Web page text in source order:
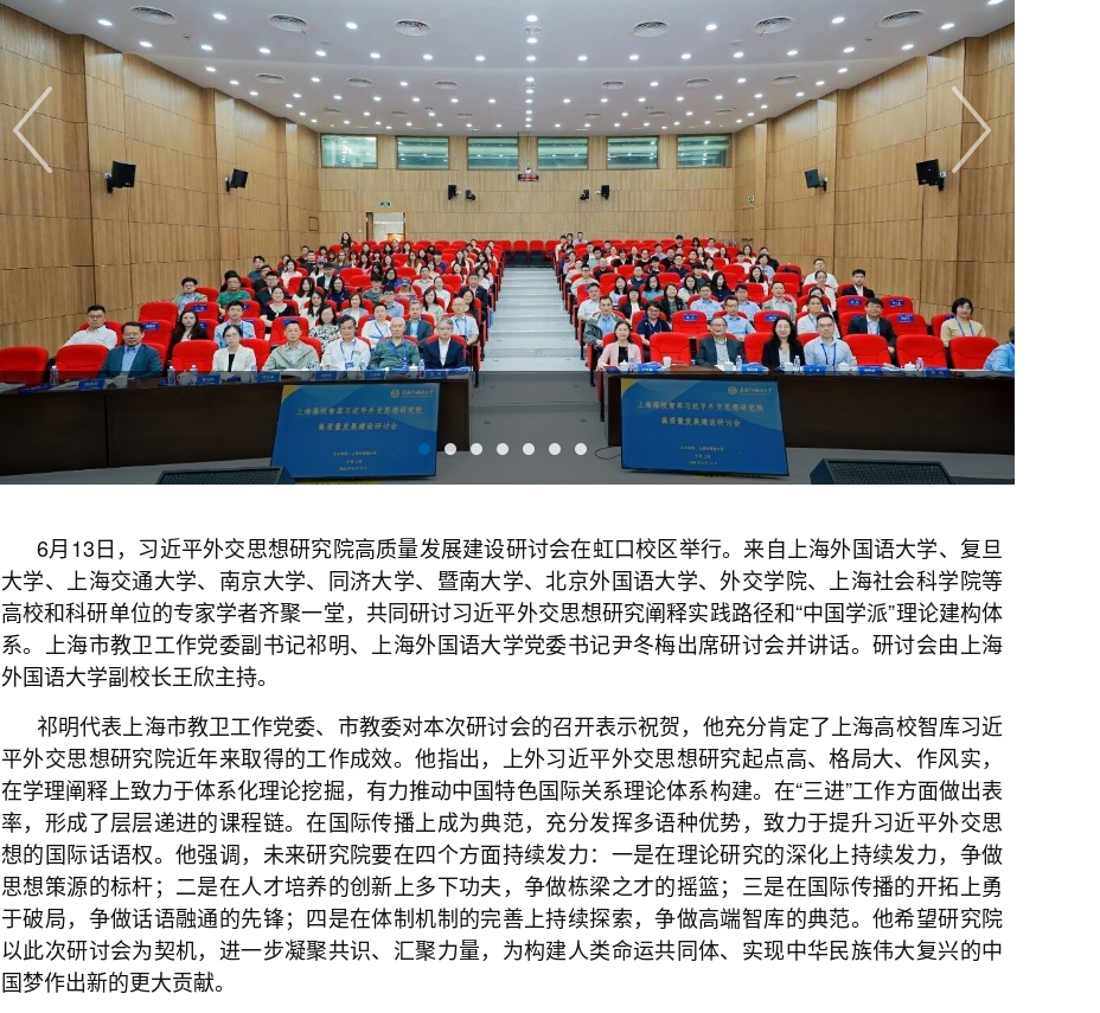
6月13日，习近平外交思想研究院高质量发展建设研讨会在虹口校区举行。来自上海外国语大学、复旦
大学、上海交通大学、南京大学、同济大学、暨南大学、北京外国语大学、外交学院、上海社会科学院等
高校和科研单位的专家学者齐聚一堂，共同研讨习近平外交思想研究阐释实践路径和“中国学派”理论建构体
系。上海市教卫工作党委副书记祁明、上海外国语大学党委书记尹冬梅出席研讨会并讲话。研讨会由上海
外国语大学副校长王欣主持。
祁明代表上海市教卫工作党委、市教委对本次研讨会的召开表示祝贺，他充分肯定了上海高校智库习近
平外交思想研究院近年来取得的工作成效。他指出，上外习近平外交思想研究起点高、格局大、作风实，
在学理阐释上致力于体系化理论挖掘，有力推动中国特色国际关系理论体系构建。在“三进”工作方面做出表
率，形成了层层递进的课程链。在国际传播上成为典范，充分发挥多语种优势，致力于提升习近平外交思
想的国际话语权。他强调，未来研究院要在四个方面持续发力：一是在理论研究的深化上持续发力，争做
思想策源的标杆；二是在人才培养的创新上多下功夫，争做栋梁之才的摇篮；三是在国际传播的开拓上勇
于破局，争做话语融通的先锋；四是在体制机制的完善上持续探索，争做高端智库的典范。他希望研究院
以此次研讨会为契机，进一步凝聚共识、汇聚力量，为构建人类命运共同体、实现中华民族伟大复兴的中
国梦作出新的更大贡献。